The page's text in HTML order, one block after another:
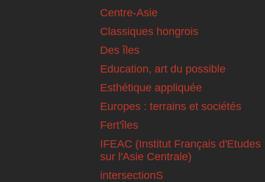
Centre-Asie
Classiques hongrois
Des îles
Education, art du possible
Esthétique appliquée
Europes : terrains et sociétés
Fert'îles
IFEAC (Institut Français d'Etudes
sur l'Asie Centrale)
intersectionS